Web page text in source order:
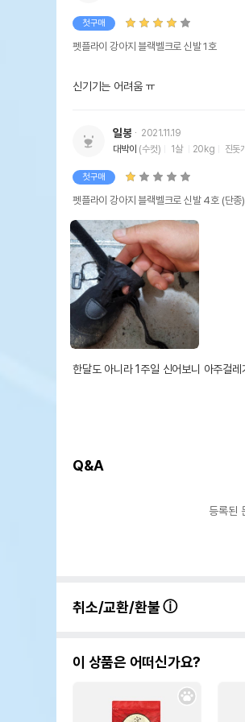
첫구매
펫플라이 강아지 블랙벨크로 신발 1호
신기기는 어려움 ㅠ
일봉
2021.11.19
대박이 (수컷) 1살 20kg 진돗
첫구매
펫플라이 강아지 블랙벨크로 신발 4호 (단종)
한달도 아니라 1주일 신어보니 아주걸
Q&A
등록된
취소/교환/환불
이 상품은 어떠신가요?